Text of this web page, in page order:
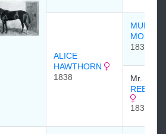
ALICE
HAWTHORN
1838
MULEY
1830
Mr. Cock.
1831